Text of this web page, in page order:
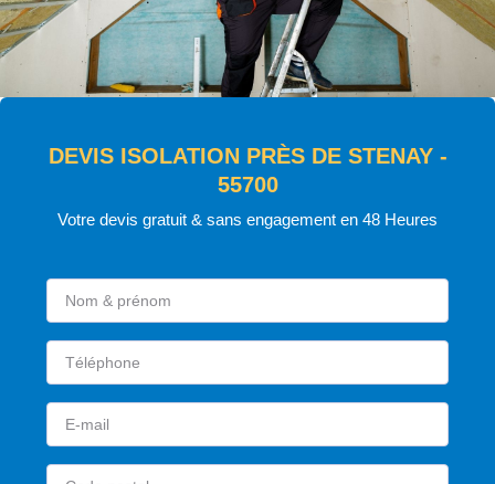
DEVIS ISOLATION PRÈS DE STENAY -
55700
Votre devis gratuit & sans engagement en 48 Heures